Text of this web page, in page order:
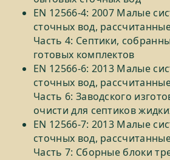
EN 12566-4: 2007 Малые
сточных вод,
Часть 4: Септики,
готовых комплектов
EN 12566-6: 2013 Малые
сточных вод,
Часть 6: Заводского
очисти для септиков
EN 12566-7: 2013 Малые
сточных вод,
Часть 7: Сборные блоки